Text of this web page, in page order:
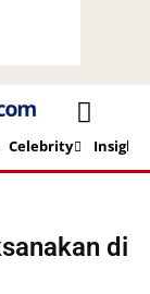
Celebrity Insight
di